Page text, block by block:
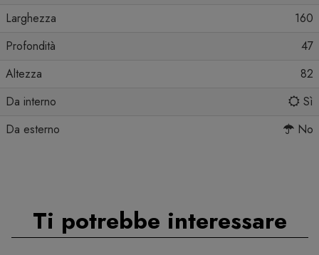
Larghezza
160
Profondità
47
Altezza
82
Da interno
Sì
Da esterno
No
Ti potrebbe interessare